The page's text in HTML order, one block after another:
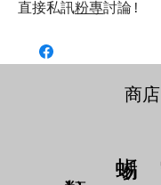
直接私訊粉專討論!
商店